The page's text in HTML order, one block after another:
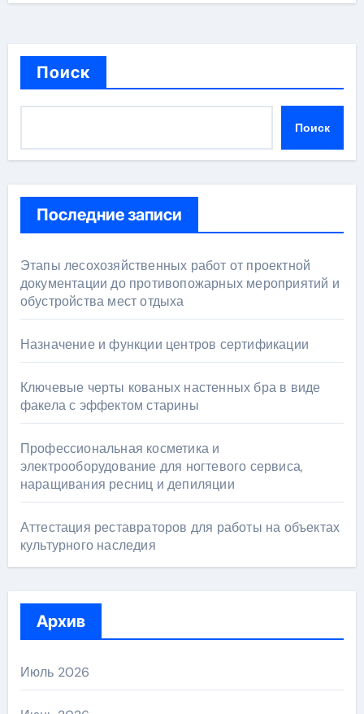
Поиск
Поиск
Последние записи
Этапы лесохозяйственных работ от проектной
документации до противопожарных мероприятий и
обустройства мест отдыха
Назначение и функции центров сертификации
Ключевые черты кованых настенных бра в виде
факела с эффектом старины
Профессиональная косметика и
электрооборудование для ногтевого сервиса,
наращивания ресниц и депиляции
Аттестация реставраторов для работы на объектах
культурного наследия
Архив
Июль 2026